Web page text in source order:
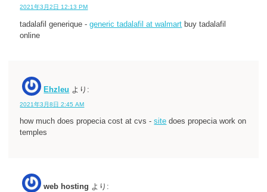
2021年3月2日 12:13 PM
tadalafil generique -generic tadalafil at walmart buy tadalafil
online
Ehzleu より:
2021年3月8日 2:45 AM
how much does propecia cost at cvs -site does propecia work on
temples
web hosting より: